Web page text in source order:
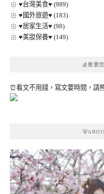
♥台灣美食♥ (989)
♥國外旅遊♥ (183)
♥居家生活♥ (98)
♥美妝保養♥ (149)
💰需要
⏰看文不用錢，寫文要時間，請